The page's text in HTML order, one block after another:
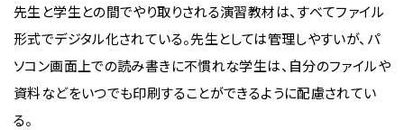
先生と学生との間でやり取りされる演習教材は、すべてファイル
形式でデジタル化されている。先生としては管理しやすいが、パ
ソコン画面上での読み書きに不慣れな学生は、自分のファイルや
資料などをいつでも印刷することができるように配慮されてい
る。